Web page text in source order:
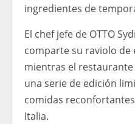
ingredientes de
El chef jefe de OTTO
comparte su raviolo de
mientras el
una serie de edición
comidas
Italia.